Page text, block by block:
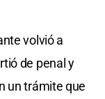
volvió a
de penal y
un trámite que